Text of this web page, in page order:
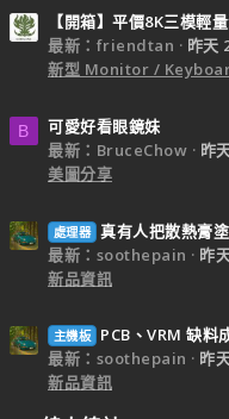
【開箱】平價8K三模輕
最新：friendtan
昨天
新型 Monitor /
B
可愛好看眼鏡妹
最新：BruceChow
昨
美圖分享
處理器 真有人把散熱膏
最新：soothepain
昨
新品資訊
主機板
PCB、VRM 缺料
最新：soothepain
昨
新品資訊